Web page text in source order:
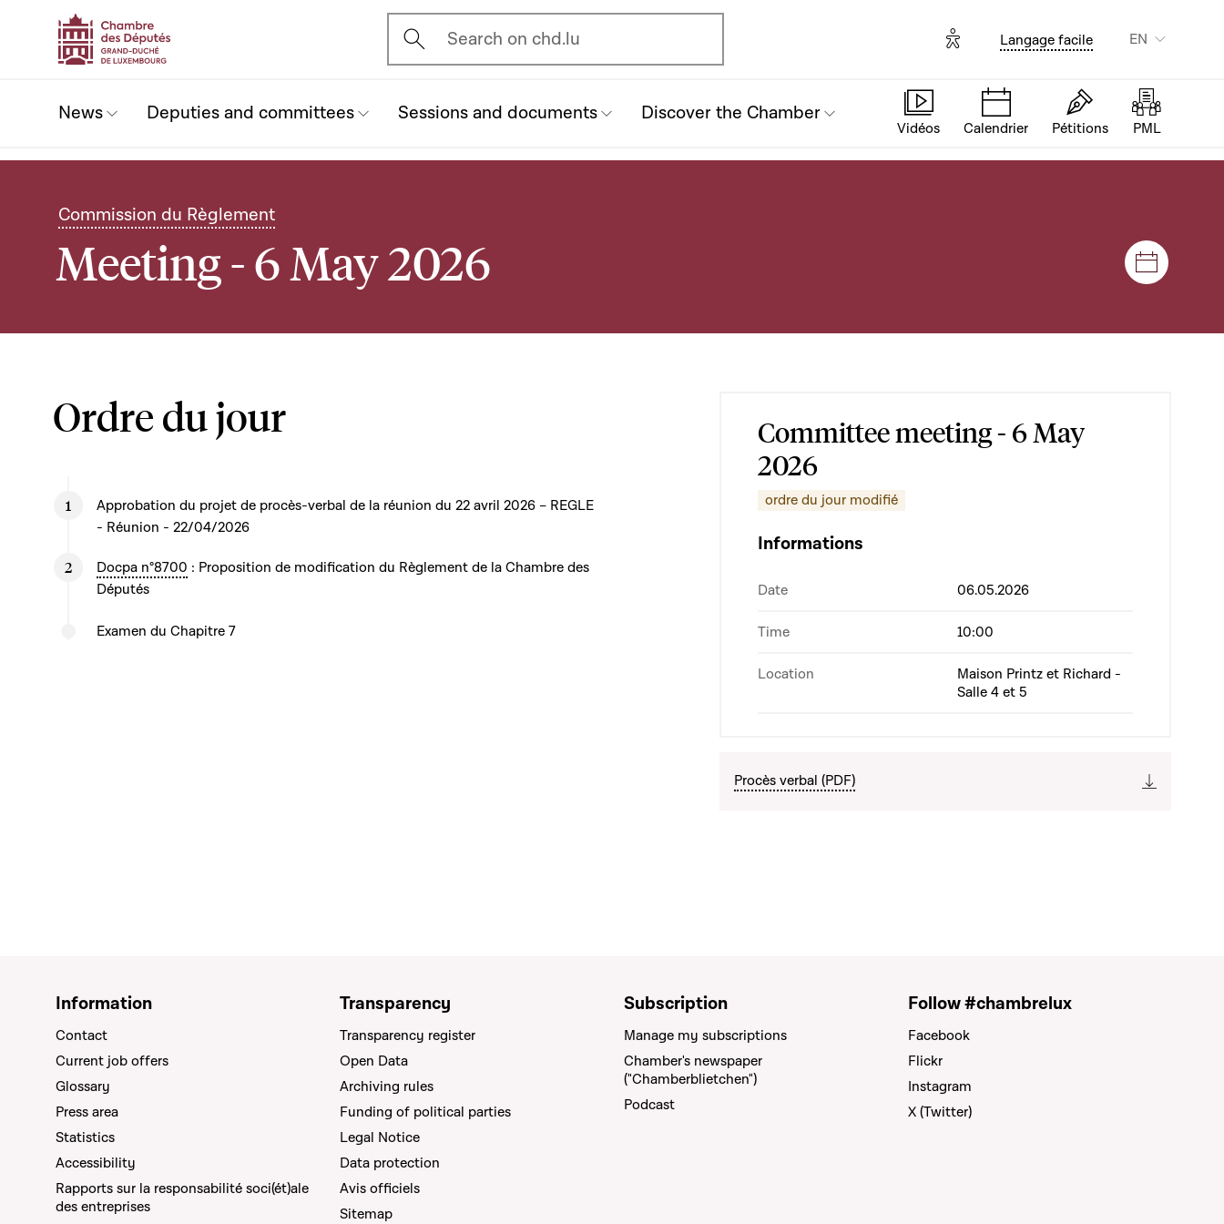
Ouvrir l'écran de recherche
Search on chd.lu Options d'accessibilité
Langage facile EN
News Deputies and committees Sessions and documents Discover the Chamber
Vidéos Calendrier Pétitions PML
Commission du Règlement
Meeting - 6 May 2026 Sessions
Ordre du jour
Approbation du projet de procès-verbal de la réunion du 22 avril 2026 – REGLE
- Réunion - 22/04/2026
Docpa n°8700 : Proposition de modification du Règlement de la Chambre des
Députés
Examen du Chapitre 7
Committee meeting - 6 May
2026
ordre du jour modifié
Informations
Date 06.05.2026
Time 10:00
Location
Maison Printz et Richard -
Salle 4 et 5
Procès verbal (PDF)
Information
Contact
Current job offers
Glossary
Press area
Statistics
Accessibility
Rapports sur la responsabilité soci(ét)ale
des entreprises
Transparency
Transparency register
Open Data
Archiving rules
Funding of political parties
Legal Notice
Data protection
Avis officiels
Sitemap
Subscription
Manage my subscriptions
Chamber's newspaper
("Chamberblietchen")
Podcast
Follow #chambrelux
Facebook
Flickr
Instagram
X (Twitter)